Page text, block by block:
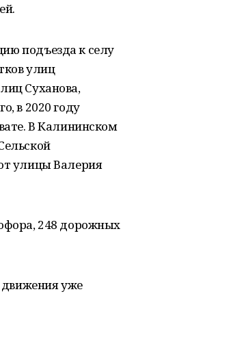
подъезда к селу
улиц
Суханова,
в 2020 году
В Калининском
улицы Валерия
248 дорожных
уже